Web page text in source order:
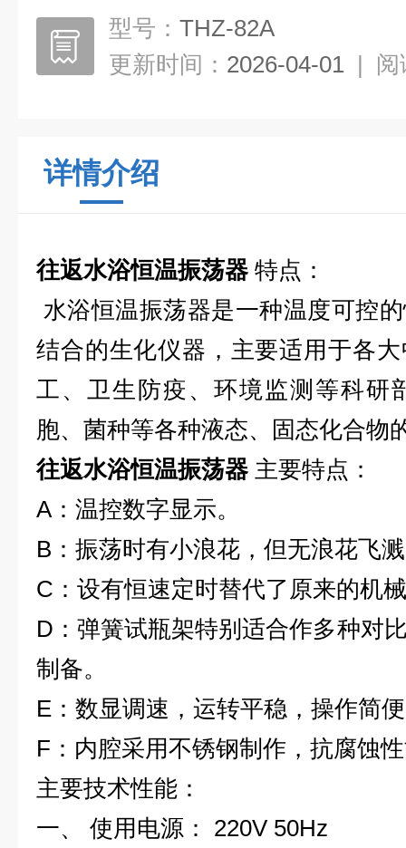
型号： THZ-82A
更新时间： 2026-04-01 | 阅
详情介绍
往返水浴恒温振荡器 特点：
水浴恒温振荡器是一种温度可控
结合的生化仪器，主要适用于各
工、卫生防疫、环境监测等科研
胞、菌种等各种液态、固态化合物
往返水浴恒温振荡器 主要特点：
A：温控数字显示。
B：振荡时有小浪花，但无浪花飞
C：设有恒速定时替代了原来的机
D：弹簧试瓶架特别适合作多种对
制备。
E：数显调速，运转平稳，操作简
F：内腔采用不锈钢制作，抗腐蚀
主要技术性能：
一、 使用电源： 220V 50Hz